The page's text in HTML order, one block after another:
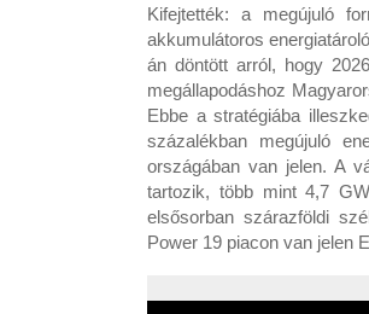
Kifejtették: a megújuló
akkumulátoros
án döntött arról, hogy
megállapodáshoz
Ebbe a stratégiába
százalékban megújuló
országában van jelen. A
tartozik, több mint 4,7
elsősorban szárazföldi
Power 19 piacon van jelen